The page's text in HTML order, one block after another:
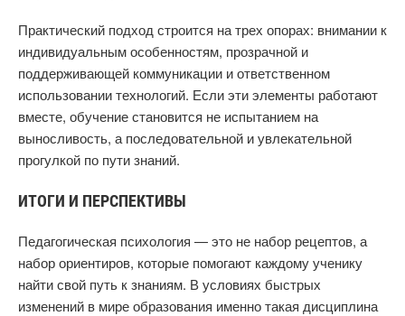
Практический подход строится на трех опорах: внимании к
индивидуальным особенностям, прозрачной и
поддерживающей коммуникации и ответственном
использовании технологий. Если эти элементы работают
вместе, обучение становится не испытанием на
выносливость, а последовательной и увлекательной
прогулкой по пути знаний.
ИТОГИ И ПЕРСПЕКТИВЫ
Педагогическая психология — это не набор рецептов, а
набор ориентиров, которые помогают каждому ученику
найти свой путь к знаниям. В условиях быстрых
изменений в мире образования именно такая дисциплина